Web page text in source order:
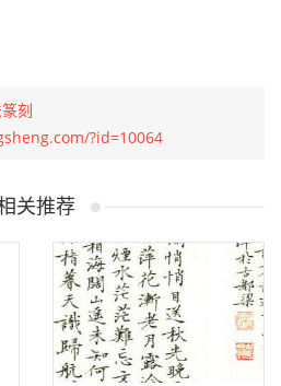
刻
?id=10064
关推荐